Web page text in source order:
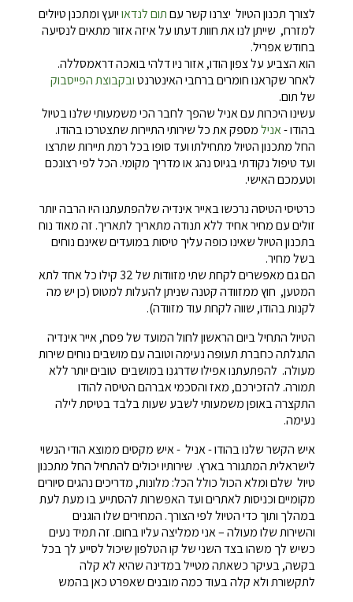
לצורך תכנון הטיול יצרנו קשר עםתום לנדאויועץ ומתכנן טיולים
למזרח, שייתן לנו את חוות דעתו על איזה אזור מתאים לנסיעה
בחודש אפריל.
הוא הצביע על צפון הודו, אזור ניו דלהי בואכה דראמסללה.
לאחר שקראנו חומרים ברחבי האינטרנטובקבוצת הפייסבוק
של תום.
עשינו היכרות עם אניל שהפך לחבר הכי משמעותי שלנו בטיול
בהודו -אנילמספק את כל שירותי התיירות שתצטרכו בהודו.
החל מתכנון הטיול מתחילתו ועד סופו בכל רמת תיירות שתרצו
ועד טיפול נקודתי בגיוס נהג או מדריך מקומי. הכל לפי רצונכם
וטעמכם האישי.
כרטיסי הטיסה נרכשו באייר אינדיה שלהפתעתנו היו הרבה יותר
זולים עם מחיר אחיד ללא תנודה מתאריך לתאריך. זה מאוד נוח
בתכנון הטיול שאינו כופה עליך טיסות במועדים שאינם נוחים
בשל מחיר.
הם גם מאפשרים לקחת שתי מזוודות של 32 קילו כל אחד לתא
המטען, חוץ ממזוודה קטנה שניתן להעלות למטוס (כן יש מה
לקנות בהודו, שווה לקחת עוד מזוודה).
הטיול התחיל ביום הראשון לחול המועד של פסח, אייר אינדיה
התגלתה כחברת תעופה נעימה וטובה עם מושבים נוחים שירות
מעולה. להפתעתנו אפילו שדרגנו במושבים טובים יותר ללא
תמורה. להזכירכם, מאז והסכמי אברהם הטיסה להודו
התקצרה באופן משמעותי לשבע שעות בלבד בטיסת לילה
נעימה.
איש הקשר שלנו בהודו - אניל - איש מקסים ממוצא הודי הנשוי
לישראלית המתגורר בארץ. שירותיו יכולים להתחיל החל מתכנון
טיול שלם ומלא הכול כולל הכל: מלונות, מדריכים נהגים סיורים
מקומיים וכניסות לאתרים ועד האפשרות להסתייע בו מעת לעת
במהלך ותוך כדי הטיול לפי הצורך. המחירים שלו הוגנים
והשירות שלו מעולה – אני ממליצה עליו בחום. זה תמיד נעים
כשיש לך משהו בצד השני של קו הטלפון שיכול לסייע לך בכל
בקשה, בעיקר כשאתה מטייל במדינה שהיא לא קלה
לתקשורת ולא קלה בעוד כמה מובנים שאפרט כאן בהמש